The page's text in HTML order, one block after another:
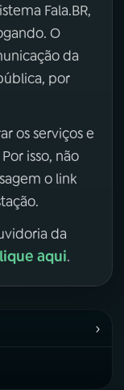
Fala.BR,
O
da
por
os serviços e
isso, não
o link
da
aqui.
›